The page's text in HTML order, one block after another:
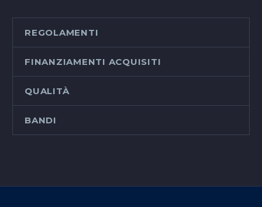
REGOLAMENTI
FINANZIAMENTI ACQUISITI
QUALITÀ
BANDI